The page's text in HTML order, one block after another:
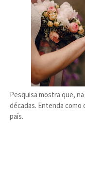
Pesquisa mostra que,
décadas. Entenda como
país.